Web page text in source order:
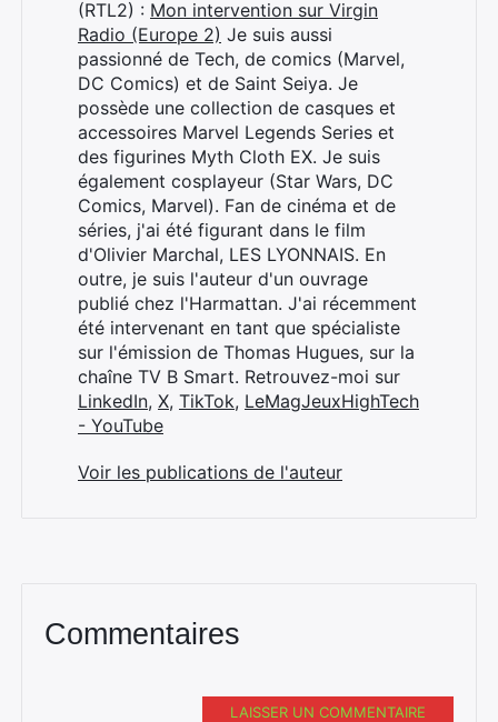
(RTL2) : Mon intervention sur Virgin
Radio (Europe 2) Je suis aussi
passionné de Tech, de comics (Marvel,
DC Comics) et de Saint Seiya. Je
possède une collection de casques et
accessoires Marvel Legends Series et
des figurines Myth Cloth EX. Je suis
également cosplayeur (Star Wars, DC
Comics, Marvel). Fan de cinéma et de
séries, j'ai été figurant dans le film
d'Olivier Marchal, LES LYONNAIS. En
outre, je suis l'auteur d'un ouvrage
publié chez l'Harmattan. J'ai récemment
été intervenant en tant que spécialiste
sur l'émission de Thomas Hugues, sur la
chaîne TV B Smart. Retrouvez-moi sur
LinkedIn, X, TikTok, LeMagJeuxHighTech
- YouTube
Voir les publications de l'auteur
Commentaires
LAISSER UN COMMENTAIRE